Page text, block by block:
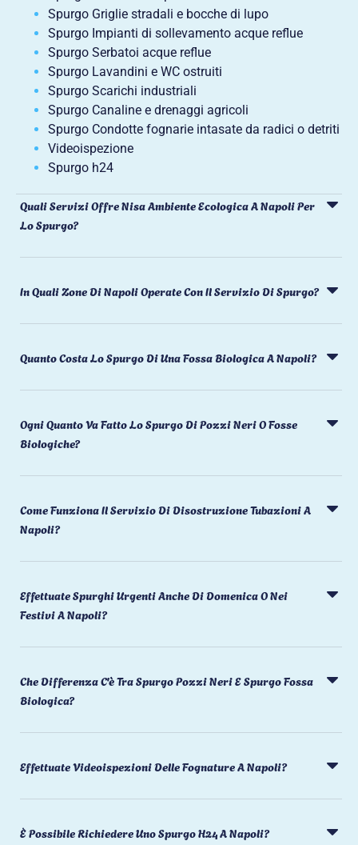
Spurgo Griglie stradali e bocche di lupo
Spurgo Impianti di sollevamento acque reflue
Spurgo Serbatoi acque reflue
Spurgo Lavandini e WC ostruiti
Spurgo Scarichi industriali
Spurgo Canaline e drenaggi agricoli
Spurgo Condotte fognarie intasate da radici o detriti
Videoispezione
Spurgo h24
Quali Servizi Offre Nisa Ambiente Ecologica A Napoli Per
Lo Spurgo?
In Quali Zone Di Napoli Operate Con Il Servizio Di Spurgo?
Quanto Costa Lo Spurgo Di Una Fossa Biologica A Napoli?
Ogni Quanto Va Fatto Lo Spurgo Di Pozzi Neri O Fosse
Biologiche?
Come Funziona Il Servizio Di Disostruzione Tubazioni A
Napoli?
Effettuate Spurghi Urgenti Anche Di Domenica O Nei
Festivi A Napoli?
Che Differenza C'è Tra Spurgo Pozzi Neri E Spurgo Fossa
Biologica?
Effettuate Videoispezioni Delle Fognature A Napoli?
È Possibile Richiedere Uno Spurgo H24 A Napoli?